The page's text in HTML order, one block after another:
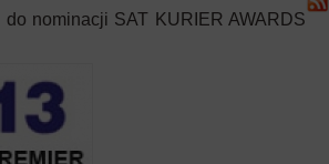
nominacji SAT KURIER AWARDS